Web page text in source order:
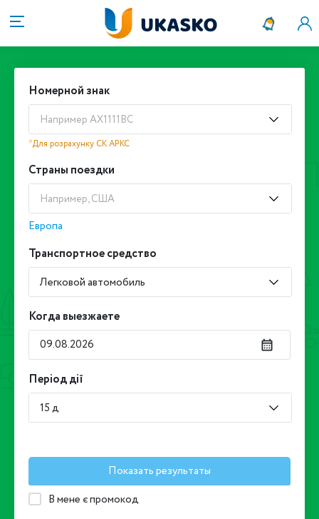
Номерной знак
Например АХ1111ВС
*Для розрахунку СК АРКС
Страны поездки
Например, США
Европа
Транспортное средство
Легковой автомобиль
Когда выезжаете
Період дії
15 д
Показать результаты
В мене є промокод